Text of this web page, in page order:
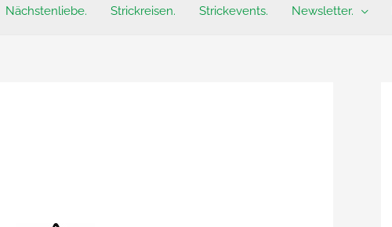
Nächstenliebe. Strickreisen. Strickevents. Newsletter.